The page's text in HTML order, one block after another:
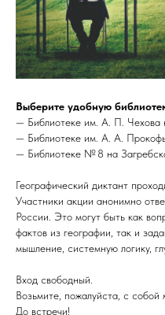
Выберите удобную
— Библиотеке им. А. П. Чехова
— Библиотеке им. А. А.
— Библиотеке № 8 на
Географический диктант
Участники акции анонимно
России. Это могут быть как
фактов из географии, так и
мышление, системную логику,
Вход свободный.
Возьмите, пожалуйста, с собой
До встречи!